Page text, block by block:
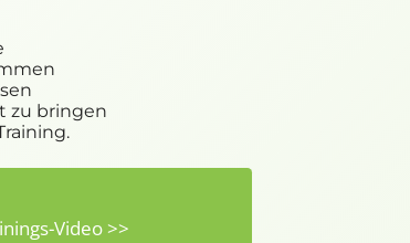
zu bringen
Video >>